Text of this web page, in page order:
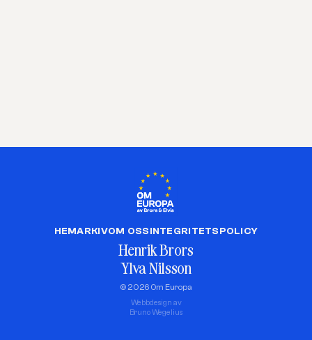
HEMARKIVOM OSSINTEGRITETSPOLICY
Henrik Brors
Ylva Nilsson
© 2026 Om Europa
Webbdesign av
Bruno Wegelius